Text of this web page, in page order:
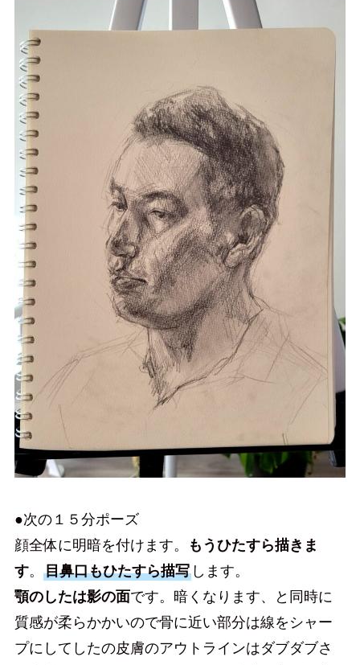
●次の１５分ポーズ
顔全体に明暗を付けます。
もうひたすら描きま
す。 目鼻口もひたすら描写します。
顎のしたは影の面です。暗くなります、と同時に
質感が柔らかかいので骨に近い部分は線をシャー
プにしてしたの皮膚のアウトラインはダブダブさ